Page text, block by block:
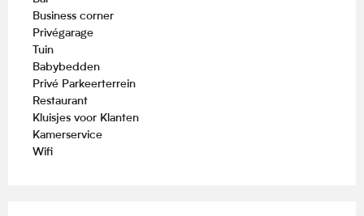
Business corner
Privégarage
Tuin
Babybedden
Privé Parkeerterrein
Restaurant
Kluisjes voor Klanten
Kamerservice
Wifi